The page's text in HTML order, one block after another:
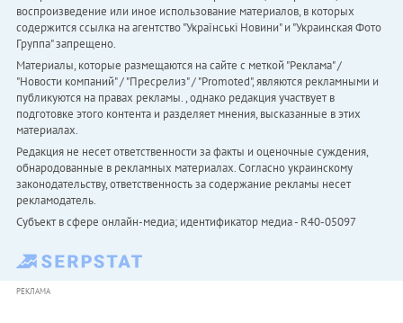
воспроизведение или иное использование материалов, в которых
содержится ссылка на агентство "Українськi Новини" и "Украинская Фото
Группа" запрещено.
Материалы, которые размещаются на сайте с меткой "Реклама" /
"Новости компаний" / "Пресрелиз" / "Promoted", являются рекламными и
публикуются на правах рекламы. , однако редакция участвует в
подготовке этого контента и разделяет мнения, высказанные в этих
материалах.
Редакция не несет ответственности за факты и оценочные суждения,
обнародованные в рекламных материалах. Согласно украинскому
законодательству, ответственность за содержание рекламы несет
рекламодатель.
Субъект в сфере онлайн-медиа; идентификатор медиа - R40-05097
РЕКЛАМА